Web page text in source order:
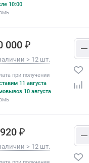
10:00
000 ₽
> 12 шт.
при получении
11 августа
10 августа
₽
> 12 шт.